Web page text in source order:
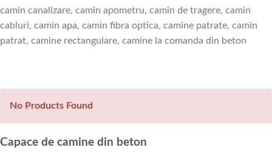
camin canalizare, camin apometru, camin de tragere, camin
cabluri, camin apa, camin fibra optica, camine patrate, camin
patrat, camine rectangulare, camine la comanda din beton
No Products Found
Capace de camine din beton